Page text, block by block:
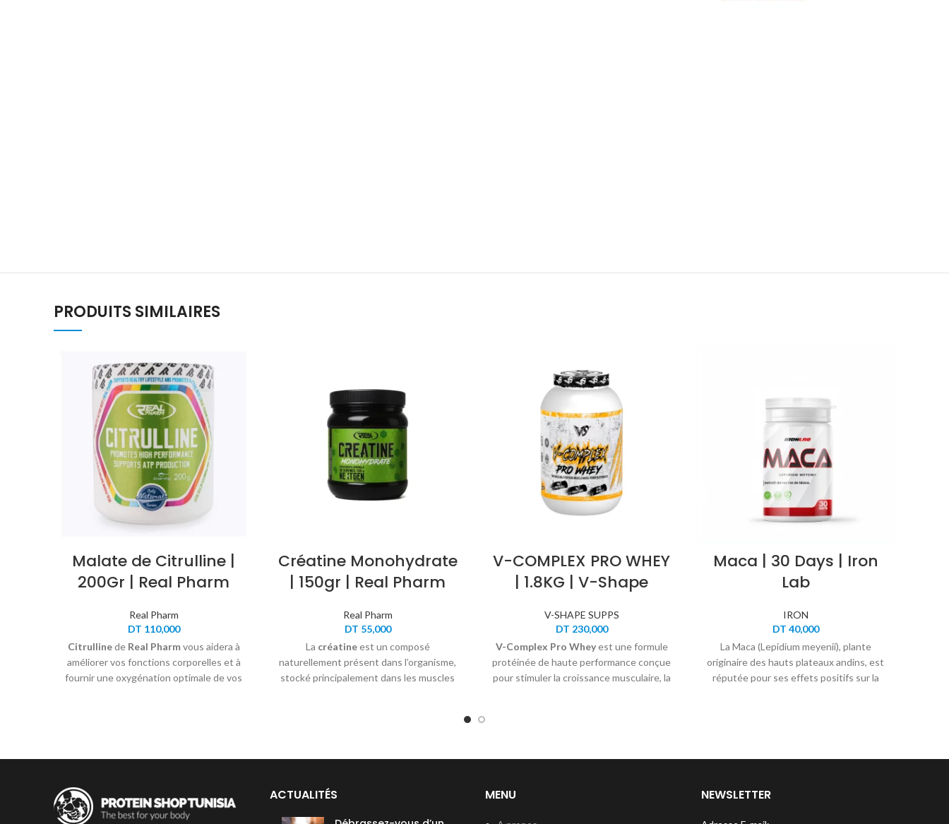
PRODUITS SIMILAIRES
Malate de Citrulline |
200Gr | Real Pharm
Real Pharm
DT 110,000
Citrullinede Real Pharmvous aidera à
améliorer vos fonctions corporelles et à
fournir une oxygénation optimale de vos
Créatine Monohydrate
| 150gr | Real Pharm
Real Pharm
DT 55,000
La créatineest un composé
naturellement présent dans l’organisme,
stocké principalement dans les muscles
V-COMPLEX PRO WHEY
| 1.8KG | V-Shape
V-SHAPE SUPPS
DT 230,000
V-Complex Pro Wheyest une formule
protéinée de haute performance conçue
pour stimuler la croissance musculaire, la
Maca | 30 Days | Iron
Lab
IRON
DT 40,000
La Maca (Lepidium meyenii), plante
originaire des hauts plateaux andins, est
réputée pour ses effets positifs sur la
hautement concentrée est un allié
ACTUALITÉS MENU NEWSLETTER